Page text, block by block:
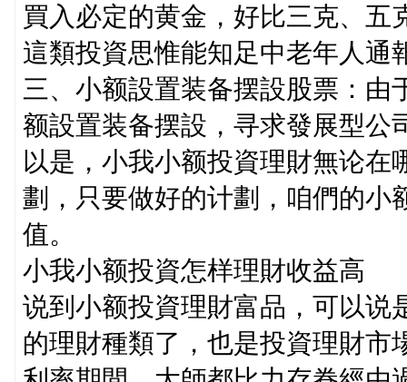
買入必定的黄金，好比三克、五
這類投資思惟能知足中老年人通
三、小额設置装备摆設股票：由
额設置装备摆設，寻求發展型公
以是，小我小额投資理財無论
劃，只要做好的计劃，咱們的小
值。
小我小额投資怎样理財收益高
说到小额投資理財富品，可以说
的理財種類了，也是投資理財市